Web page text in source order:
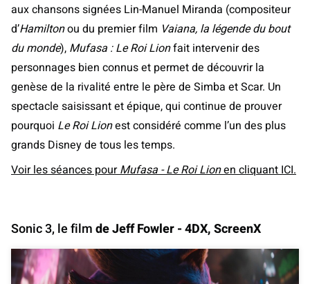
aux chansons signées Lin-Manuel Miranda (compositeur
d’Hamiltonou du premier film Vaiana, la légende du bout
du monde), Mufasa : Le Roi Lionfait intervenir des
personnages bien connus et permet de découvrir la
genèse de la rivalité entre le père de Simba et Scar. Un
spectacle saisissant et épique, qui continue de prouver
pourquoi Le Roi Lionest considéré comme l’un des plus
grands Disney de tous les temps.
Voir les séances pourMufasa - Le Roi Lionen cliquant ICI.
Sonic 3, le filmde Jeff Fowler - 4DX, ScreenX